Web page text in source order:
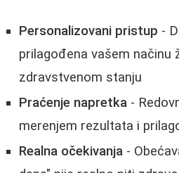
Personalizovani pristup -
prilagođena vašem načinu
zdravstvenom stanju
Praćenje napretka -
merenjem rezultata i
Realna očekivanja -